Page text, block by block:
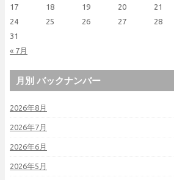
« 7月
17
18 19 20 21
24
25 26 27 28
31
月別 バックナンバー
2026年8月
2026年7月
2026年6月
2026年5月